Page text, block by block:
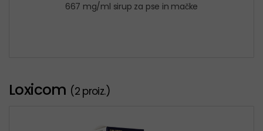
667 mg/ml sirup za pse in mačke
Loxicom (2 proiz.)